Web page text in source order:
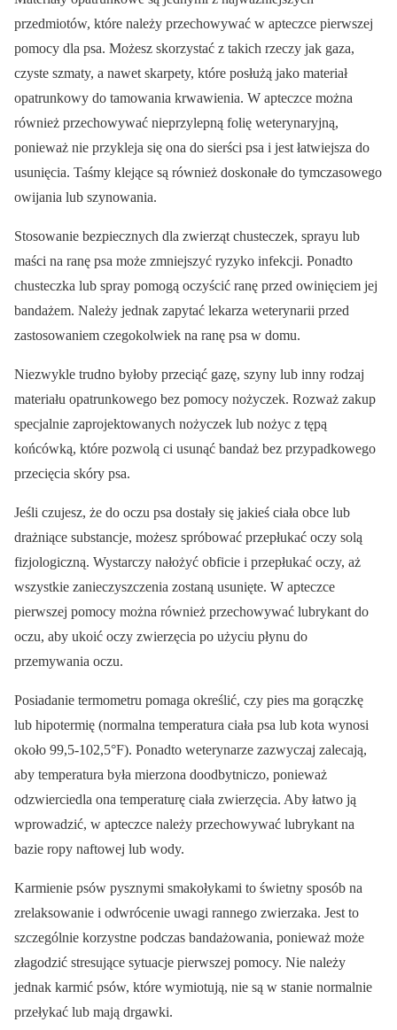
przedmiotów, które należy przechowywać w apteczce pierwszej
pomocy dla psa. Możesz skorzystać z takich rzeczy jak gaza,
czyste szmaty, a nawet skarpety, które posłużą jako materiał
opatrunkowy do tamowania krwawienia. W apteczce można
również przechowywać nieprzylepną folię weterynaryjną,
ponieważ nie przykleja się ona do sierści psa i jest łatwiejsza do
usunięcia. Taśmy klejące są również doskonałe do tymczasowego
owijania lub szynowania.
Stosowanie bezpiecznych dla zwierząt chusteczek, sprayu lub
maści na ranę psa może zmniejszyć ryzyko infekcji. Ponadto
chusteczka lub spray pomogą oczyścić ranę przed owinięciem jej
bandażem. Należy jednak zapytać lekarza weterynarii przed
zastosowaniem czegokolwiek na ranę psa w domu.
Niezwykle trudno byłoby przeciąć gazę, szyny lub inny rodzaj
materiału opatrunkowego bez pomocy nożyczek. Rozważ zakup
specjalnie zaprojektowanych nożyczek lub nożyc z tępą
końcówką, które pozwolą ci usunąć bandaż bez przypadkowego
przecięcia skóry psa.
Jeśli czujesz, że do oczu psa dostały się jakieś ciała obce lub
drażniące substancje, możesz spróbować przepłukać oczy solą
fizjologiczną. Wystarczy nałożyć obficie i przepłukać oczy, aż
wszystkie zanieczyszczenia zostaną usunięte. W apteczce
pierwszej pomocy można również przechowywać lubrykant do
oczu, aby ukoić oczy zwierzęcia po użyciu płynu do
przemywania oczu.
Posiadanie termometru pomaga określić, czy pies ma gorączkę
lub hipotermię (normalna temperatura ciała psa lub kota wynosi
około 99,5-102,5°F). Ponadto weterynarze zazwyczaj zalecają,
aby temperatura była mierzona doodbytniczo, ponieważ
odzwierciedla ona temperaturę ciała zwierzęcia. Aby łatwo ją
wprowadzić, w apteczce należy przechowywać lubrykant na
bazie ropy naftowej lub wody.
Karmienie psów pysznymi smakołykami to świetny sposób na
zrelaksowanie i odwrócenie uwagi rannego zwierzaka. Jest to
szczególnie korzystne podczas bandażowania, ponieważ może
złagodzić stresujące sytuacje pierwszej pomocy. Nie należy
jednak karmić psów, które wymiotują, nie są w stanie normalnie
przełykać lub mają drgawki.